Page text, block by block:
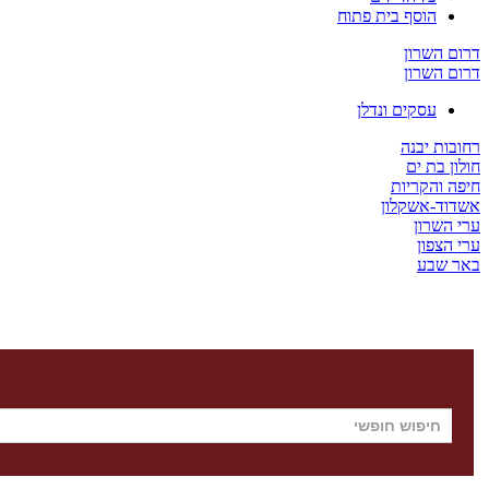
הוסף בית פתוח
דרום השרון
דרום השרון
עסקים ונדלן
רחובות יבנה
חולון בת ים
חיפה והקריות
אשדוד-אשקלון
ערי השרון
ערי הצפון
באר שבע